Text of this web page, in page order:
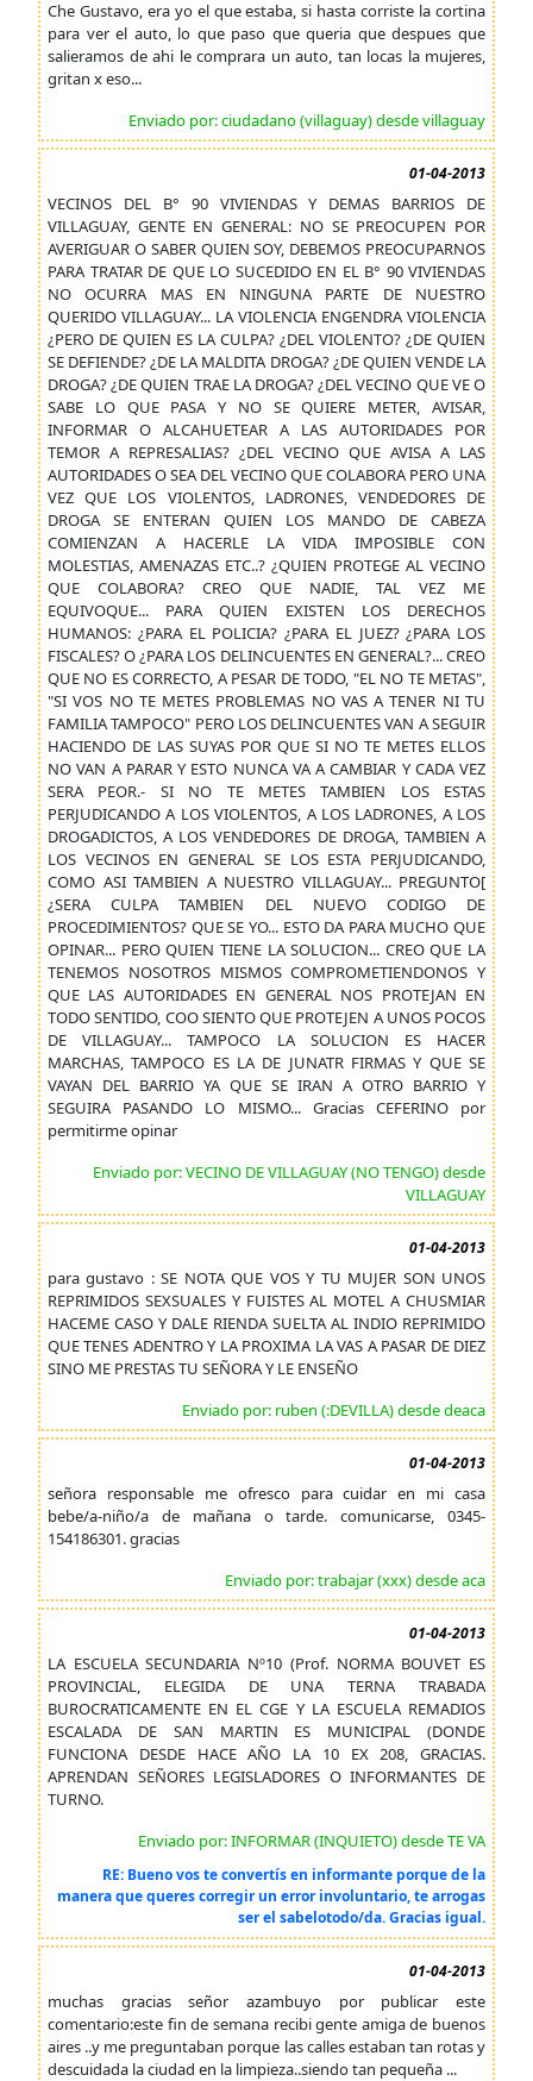
Che Gustavo, era yo el que estaba, si hasta corriste la cortina
para ver el auto, lo que paso que queria que despues que
salieramos de ahi le comprara un auto, tan locas la mujeres,
gritan x eso...
Enviado por: ciudadano (villaguay) desde villaguay
01-04-2013
VECINOS DEL B° 90 VIVIENDAS Y DEMAS BARRIOS DE
VILLAGUAY, GENTE EN GENERAL: NO SE PREOCUPEN POR
AVERIGUAR O SABER QUIEN SOY, DEBEMOS PREOCUPARNOS
PARA TRATAR DE QUE LO SUCEDIDO EN EL B° 90 VIVIENDAS
NO OCURRA MAS EN NINGUNA PARTE DE NUESTRO
QUERIDO VILLAGUAY... LA VIOLENCIA ENGENDRA VIOLENCIA
¿PERO DE QUIEN ES LA CULPA? ¿DEL VIOLENTO? ¿DE QUIEN
SE DEFIENDE? ¿DE LA MALDITA DROGA? ¿DE QUIEN VENDE LA
DROGA? ¿DE QUIEN TRAE LA DROGA? ¿DEL VECINO QUE VE O
SABE LO QUE PASA Y NO SE QUIERE METER, AVISAR,
INFORMAR O ALCAHUETEAR A LAS AUTORIDADES POR
TEMOR A REPRESALIAS? ¿DEL VECINO QUE AVISA A LAS
AUTORIDADES O SEA DEL VECINO QUE COLABORA PERO UNA
VEZ QUE LOS VIOLENTOS, LADRONES, VENDEDORES DE
DROGA SE ENTERAN QUIEN LOS MANDO DE CABEZA
COMIENZAN A HACERLE LA VIDA IMPOSIBLE CON
MOLESTIAS, AMENAZAS ETC..? ¿QUIEN PROTEGE AL VECINO
QUE COLABORA? CREO QUE NADIE, TAL VEZ ME
EQUIVOQUE... PARA QUIEN EXISTEN LOS DERECHOS
HUMANOS: ¿PARA EL POLICIA? ¿PARA EL JUEZ? ¿PARA LOS
FISCALES? O ¿PARA LOS DELINCUENTES EN GENERAL?... CREO
QUE NO ES CORRECTO, A PESAR DE TODO, "EL NO TE METAS",
"SI VOS NO TE METES PROBLEMAS NO VAS A TENER NI TU
FAMILIA TAMPOCO" PERO LOS DELINCUENTES VAN A SEGUIR
HACIENDO DE LAS SUYAS POR QUE SI NO TE METES ELLOS
NO VAN A PARAR Y ESTO NUNCA VA A CAMBIAR Y CADA VEZ
SERA PEOR.- SI NO TE METES TAMBIEN LOS ESTAS
PERJUDICANDO A LOS VIOLENTOS, A LOS LADRONES, A LOS
DROGADICTOS, A LOS VENDEDORES DE DROGA, TAMBIEN A
LOS VECINOS EN GENERAL SE LOS ESTA PERJUDICANDO,
COMO ASI TAMBIEN A NUESTRO VILLAGUAY... PREGUNTO[
¿SERA CULPA TAMBIEN DEL NUEVO CODIGO DE
PROCEDIMIENTOS? QUE SE YO... ESTO DA PARA MUCHO QUE
OPINAR... PERO QUIEN TIENE LA SOLUCION... CREO QUE LA
TENEMOS NOSOTROS MISMOS COMPROMETIENDONOS Y
QUE LAS AUTORIDADES EN GENERAL NOS PROTEJAN EN
TODO SENTIDO, COO SIENTO QUE PROTEJEN A UNOS POCOS
DE VILLAGUAY... TAMPOCO LA SOLUCION ES HACER
MARCHAS, TAMPOCO ES LA DE JUNATR FIRMAS Y QUE SE
VAYAN DEL BARRIO YA QUE SE IRAN A OTRO BARRIO Y
SEGUIRA PASANDO LO MISMO... Gracias CEFERINO por
permitirme opinar
Enviado por: VECINO DE VILLAGUAY (NO TENGO) desde
VILLAGUAY
01-04-2013
para gustavo : SE NOTA QUE VOS Y TU MUJER SON UNOS
REPRIMIDOS SEXSUALES Y FUISTES AL MOTEL A CHUSMIAR
HACEME CASO Y DALE RIENDA SUELTA AL INDIO REPRIMIDO
QUE TENES ADENTRO Y LA PROXIMA LA VAS A PASAR DE DIEZ
SINO ME PRESTAS TU SEÑORA Y LE ENSEÑO
Enviado por: ruben (:DEVILLA) desde deaca
01-04-2013
señora responsable me ofresco para cuidar en mi casa
bebe/a-niño/a de mañana o tarde. comunicarse, 0345-
154186301. gracias
Enviado por: trabajar (xxx) desde aca
01-04-2013
LA ESCUELA SECUNDARIA Nº10 (Prof. NORMA BOUVET ES
PROVINCIAL, ELEGIDA DE UNA TERNA TRABADA
BUROCRATICAMENTE EN EL CGE Y LA ESCUELA REMADIOS
ESCALADA DE SAN MARTIN ES MUNICIPAL (DONDE
FUNCIONA DESDE HACE AÑO LA 10 EX 208, GRACIAS.
APRENDAN SEÑORES LEGISLADORES O INFORMANTES DE
TURNO.
Enviado por: INFORMAR (INQUIETO) desde TE VA
RE: Bueno vos te convertís en informante porque de la
manera que queres corregir un error involuntario, te arrogas
ser el sabelotodo/da. Gracias igual.
01-04-2013
muchas gracias señor azambuyo por publicar este
comentario:este fin de semana recibi gente amiga de buenos
aires ..y me preguntaban porque las calles estaban tan rotas y
descuidada la ciudad en la limpieza..siendo tan pequeña ...